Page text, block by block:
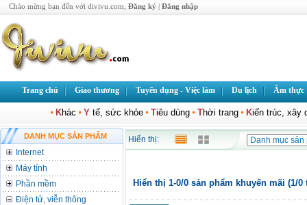
Chào mừng bạn đến với divivu.com, Đăng ký | Đăng nhập
Trang chủ Giao thương Tuyển dụng - Việc làm Du lịch Ẩm thực
Kiến trúc, xây
Thời trang
Tiêu dùng
Y tế, sức khỏe
Khác
DANH MỤC SẢN PHẨM
Internet
Máy tính
Phần mềm
Điện tử, viễn thông
Hiển thị:
Hiển thị 1-0/0 sản phẩm khuyến mãi (1/0